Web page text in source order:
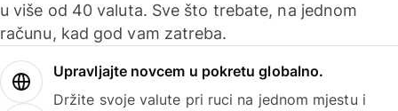
u više od 40 valuta. Sve što trebate, na jednom
računu, kad god vam zatreba.
Upravljajte novcem u pokretu globalno.
Držite svoje valute pri ruci na jednom mjestu i